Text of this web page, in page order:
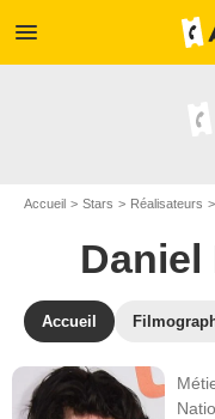
menu
Accueil Stars Réalisateurs
Daniel
Accueil